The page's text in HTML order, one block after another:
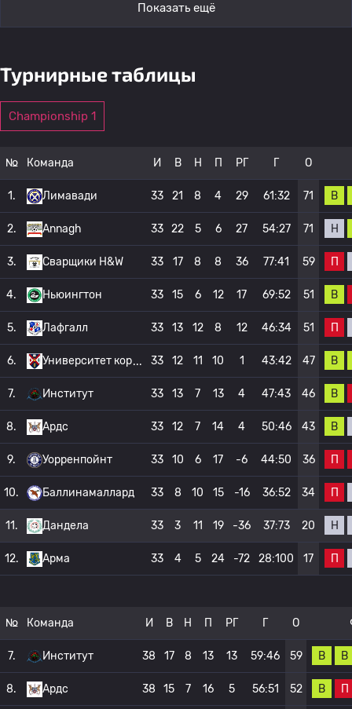
Показать ещё
Турнирные таблицы
Championship 1
№ Команда И В Н П РГ Г О
1. Лимавади 33 21 8 4 29 61:32 71 В
2. Annagh 33 22 5 6 27 54:27 71 Н
3. Сварщики H&W 33 17 8 8 36 77:41 59 П
4. Ньюингтон 33 15 6 12 17 69:52 51 В
5. Лафгалл 33 13 12 8 12 46:34 51 П
6. Университет кор 33 12 11 10 1 43:42 47 В
7. Институт 33 13 7 13 4 47:43 46 В
8. Ардс 33 12 7 14 4 50:46 43 В
9. Уорренпойнт 33 10 6 17 -6 44:50 36 П
10. Баллинамаллард 33 8 10 15 -16 36:52 34 П
11. Дандела 33 3 11 19 -36 37:73 20 Н
12. Арма 33 4 5 24 -72 28:100 17 П
№ Команда И В Н П РГ Г О
7. Институт 38 17 8 13 13 59:46 59 В В
8. Ардс 38 15 7 16 5 56:51 52 В П